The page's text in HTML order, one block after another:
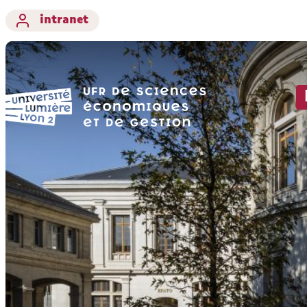
intranet